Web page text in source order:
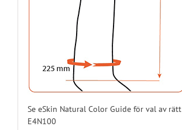
Se eSkin Natural Color Guide för val av
E4N100